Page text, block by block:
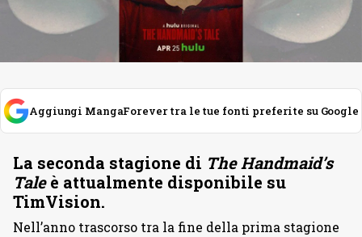
Aggiungi MangaForever tra le tue fonti preferite su Google
La seconda stagione di The Handmaid’s
Taleè attualmente disponibile su
TimVision.
Nell’anno trascorso tra la fine della prima stagione